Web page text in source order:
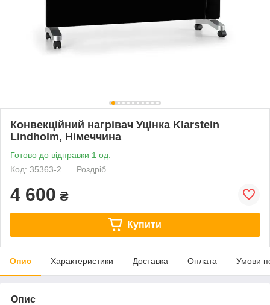
Конвекційний нагрівач Уцінка Klarstein
Lindholm, Німеччина
Готово до відправки 1 од.
Код: 35363-2
Роздріб
4 600 ₴
Купити
Опис Характеристики Доставка Оплата Умови
Опис